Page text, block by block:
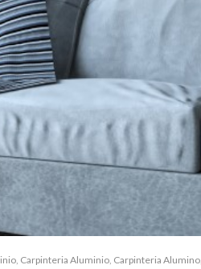
Carpinteria Aluminio Carpinteria Alumino